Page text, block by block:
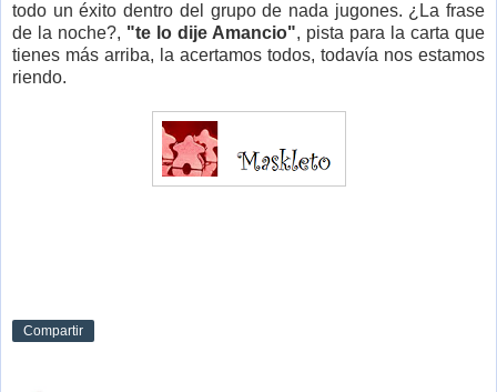
todo un éxito dentro del grupo de nada jugones. ¿La frase
de la noche?, "te lo dije Amancio", pista para la carta que
tienes más arriba, la acertamos todos, todavía nos estamos
riendo.
Compartir